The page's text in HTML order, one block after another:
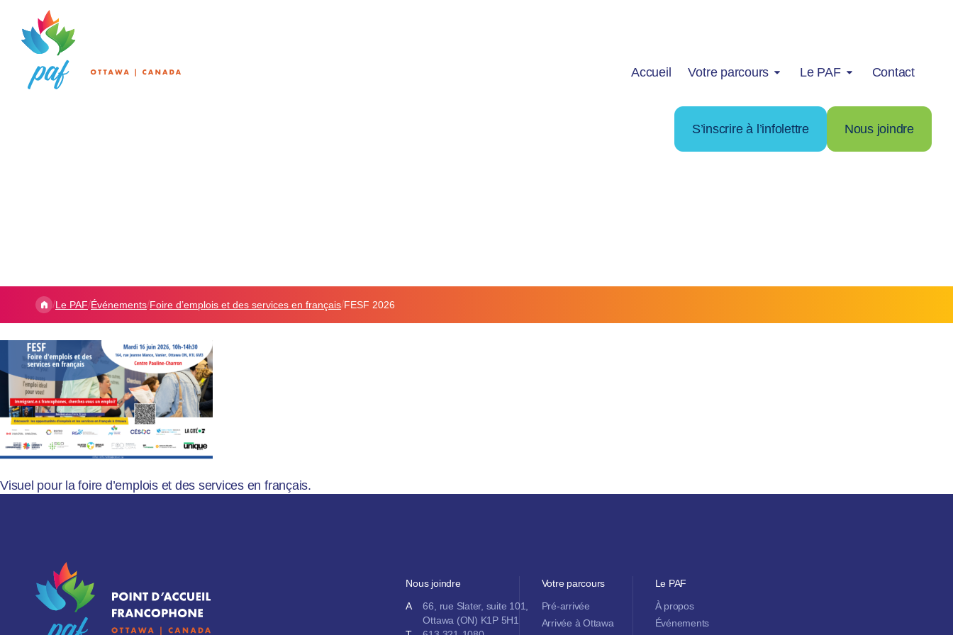
Accueil Votre parcours Le PAF Contact
S’inscrire à l’infolettre Nous joindre
/Le PAF/Événements/Foire d’emplois et des services en français/FESF 2026
Visuel pour la foire d’emplois et des services en français.
Nous joindre
A
66, rue Slater, suite 101,
Ottawa (ON) K1P 5H1
Votre parcours
Pré-arrivée
Arrivée à Ottawa
Le PAF
À propos
Événements